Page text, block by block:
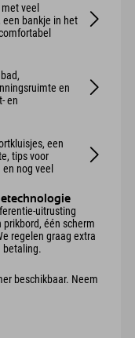
veel
bankje in het
en
en
een
tips voor
nog veel
uitrusting
één scherm
regelen graag extra
betaling.
beschikbaar. Neem